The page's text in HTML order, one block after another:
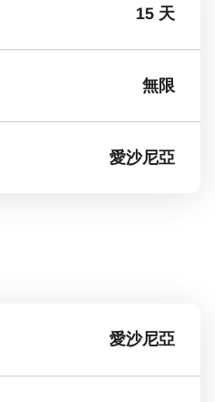
15 天
無限
愛沙尼亞
愛沙尼亞